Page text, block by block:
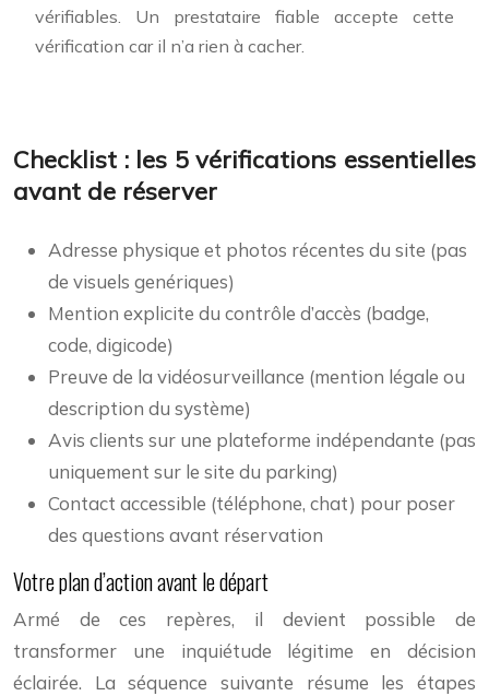
vérifiables. Un prestataire fiable accepte cette
vérification car il n’a rien à cacher.
Checklist : les 5 vérifications essentielles
avant de réserver
Adresse physique et photos récentes du site (pas
de visuels genériques)
Mention explicite du contrôle d’accès (badge,
code, digicode)
Preuve de la vidéosurveillance (mention légale ou
description du système)
Avis clients sur une plateforme indépendante (pas
uniquement sur le site du parking)
Contact accessible (téléphone, chat) pour poser
des questions avant réservation
Votre plan d’action avant le départ
Armé de ces repères, il devient possible de
transformer une inquiétude légitime en décision
éclairée. La séquence suivante résume les étapes